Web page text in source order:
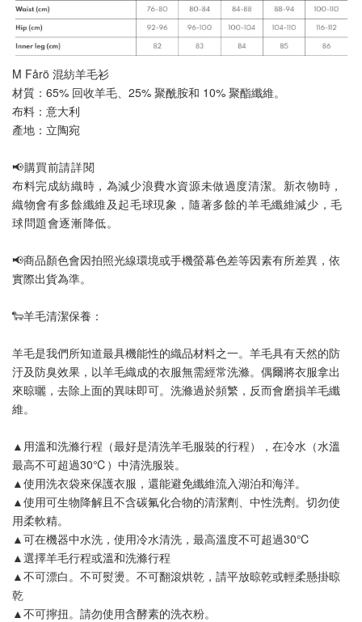
M Fårö 混紡羊毛衫
材質：65% 回收羊毛、25% 聚酰胺和 10% 聚酯纖維。
布料：意大利
產地：立陶宛
📢購買前請詳閱
布料完成紡織時，為減少浪費水資源未做過度清潔。新衣物時，
織物會有多餘纖維及起毛球現象，隨著多餘的羊毛纖維減少，毛
球問題會逐漸降低。
📢商品顏色會因拍照光線環境或手機螢幕色差等因素有所差異，依
實際出貨為準。
🐑羊毛清潔保養：
羊毛是我們所知道最具機能性的織品材料之一。羊毛具有天然的防
汙及防臭效果，以羊毛織成的衣服無需經常洗滌。偶爾將衣服拿出
來晾曬，去除上面的異味即可。洗滌過於頻繁，反而會磨損羊毛纖
維。
▲用溫和洗滌行程（最好是清洗羊毛服裝的行程），在冷水（水溫
最高不可超過30℃）中清洗服裝。
▲使用洗衣袋來保護衣服，還能避免纖維流入湖泊和海洋。
▲使用可生物降解且不含碳氟化合物的清潔劑、中性洗劑。切勿使
用柔軟精。
▲可在機器中水洗，使用冷水清洗，最高溫度不可超過30℃
▲選擇羊毛行程或溫和洗滌行程
▲不可漂白。不可熨燙。不可翻滾烘乾，請平放晾乾或輕柔懸掛晾
乾
▲不可擰扭。請勿使用含酵素的洗衣粉。